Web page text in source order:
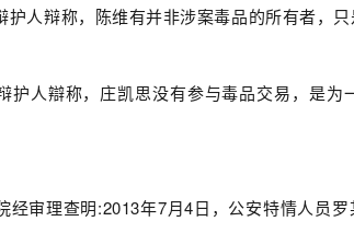
护人辩称，陈维有并非涉案毒品的所有者，
护人辯称，庄凯思没有参与毒品交易，是
经审理查明:2013年7月4日，公安特情人员